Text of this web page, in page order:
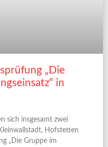
„Die
in
sich insgesamt zwei
Hofstetten
„Die Gruppe im